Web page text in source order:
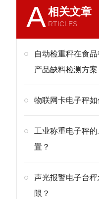
A相关文章
RTICLES
自动检重秤在食
产品缺料检测方案
物联网卡电子秤
工业称重电子秤
置？
声光报警电子台
限？